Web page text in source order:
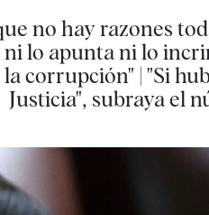
no hay razones
lo apunta ni lo
la corrupción" | "Si
Justicia", subraya el